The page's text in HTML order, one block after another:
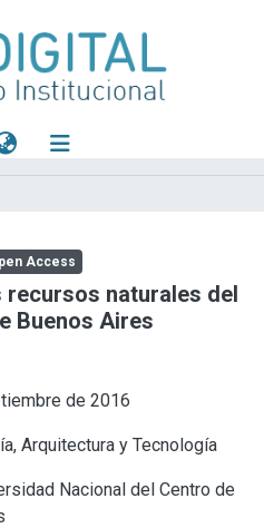
Access
naturales del
Buenos Aires
de 2016
Arquitectura y Tecnología
Nacional del Centro de